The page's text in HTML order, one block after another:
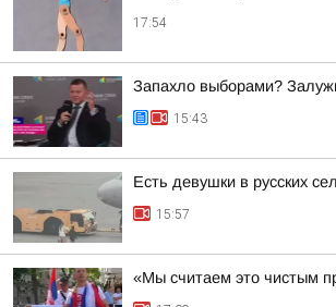
17:54
Запахло выборами?
15:43
Есть девушки в русских
15:57
«Мы считаем это чистым